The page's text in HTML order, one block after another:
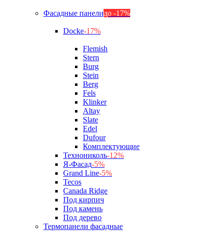
Фасадные панелидо -17%
Docke-17%
Flemish
Stern
Burg
Stein
Berg
Fels
Klinker
Altay
Slate
Edel
Dufour
Комплектующие
Технониколь-12%
Я-Фасад-5%
Grand Line-5%
Tecos
Canada Ridge
Под кирпич
Под камень
Под дерево
Термопанели фасадные